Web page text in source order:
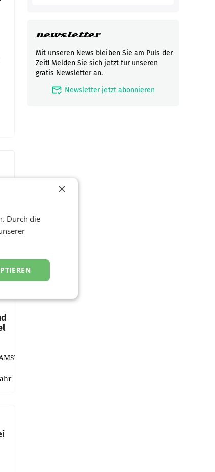
newsletter
Mit unseren News bleiben Sie am Puls der
Zeit! Melden Sie sich jetzt für unseren
gratis Newsletter an.
mark_email_read Newsletter jetzt abonnieren
×
Durch die